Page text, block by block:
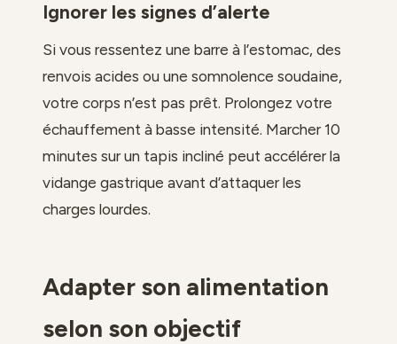
Ignorer les signes d’alerte
Si vous ressentez une barre à l’estomac, des
renvois acides ou une somnolence soudaine,
votre corps n’est pas prêt. Prolongez votre
échauffement à basse intensité. Marcher 10
minutes sur un tapis incliné peut accélérer la
vidange gastrique avant d’attaquer les
charges lourdes.
Adapter son alimentation
selon son objectif